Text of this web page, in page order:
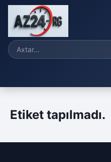
Etiket tapılmadı.